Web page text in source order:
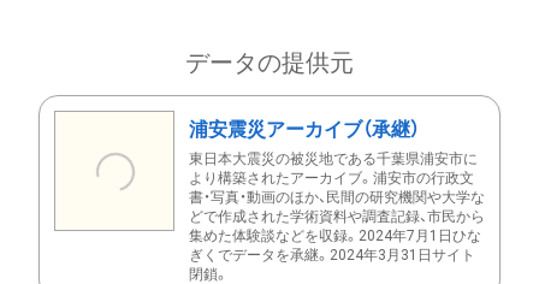
データの提供元
浦安震災アーカイブ（承継）
東日本大震災の被災地である千葉県浦安市に
より構築されたアーカイブ。浦安市の行政文
書・写真・動画のほか、民間の研究機関や大学な
どで作成された学術資料や調査記録、市民から
集めた体験談などを収録。2024年7月1日ひな
ぎくでデータを承継。2024年3月31日サイト
閉鎖。